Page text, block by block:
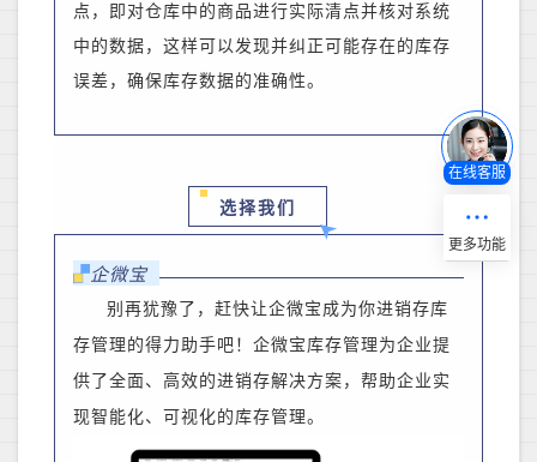
点，即对仓库中的商品进行实际清点并核对系统
中的数据，这样可以发现并纠正可能存在的库存
误差，确保库存数据的准确性。
选择我们
企微宝
别再犹豫了，赶快让企微宝成为你进销存库
存管理的得力助手吧！ 企微宝库存管理为企业提
供了全面、高效的进销存解决方案，帮助企业实
现智能化、可视化的库存管理。
在线客服